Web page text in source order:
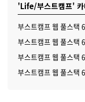
'Life/부스트캠프' 카
부스트캠프 웹 풀스택
부스트캠프 웹 풀스택
부스트캠프 웹 풀스택
부스트캠프 웹 풀스택